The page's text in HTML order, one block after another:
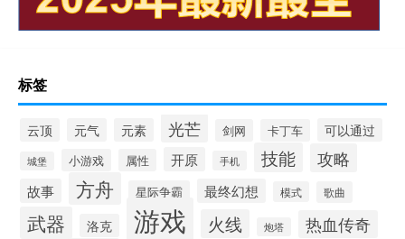
标签
云顶 元气 元素 光芒 剑网 卡丁车 可以通过
城堡 小游戏 属性 开原 手机 技能 攻略
故事 方舟 星际争霸 最终幻想 模式 歌曲
武器 洛克 游戏 火线 炮塔 热血传奇